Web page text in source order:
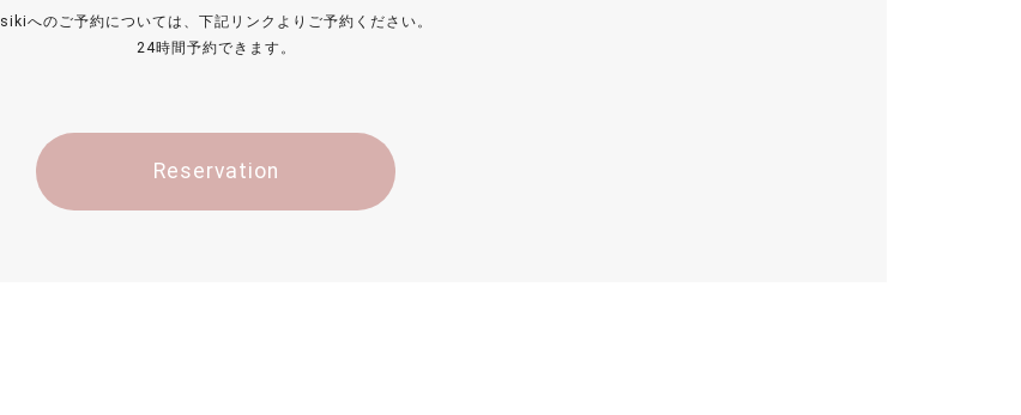
sikiへのご予約については、下記リンクよりご予約ください。
24時間予約できます。
Reservation